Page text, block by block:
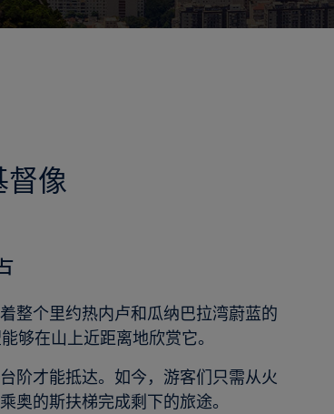
督像
整个里约热内卢和瓜纳巴拉湾蔚蓝的
够在山上近距离地欣赏它。
阶才能抵达。如今，游客们只需从火
的斯扶梯完成剩下的旅途。